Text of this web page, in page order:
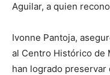
Aguilar, a quien
Ivonne Pantoja,
al Centro Histórico de
han logrado